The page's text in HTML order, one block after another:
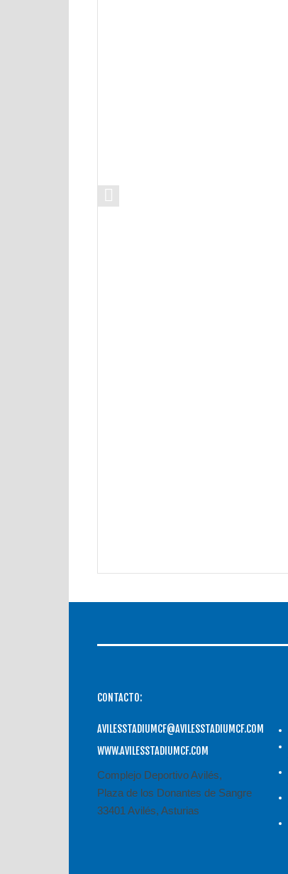
CONTACTO:
AVILESSTADIUMCF@AVILESSTADIUMCF.COM
WWW.AVILESSTADIUMCF.COM
Complejo Deportivo Avilés,
Plaza de los Donantes de Sangre
33401 Avilés, Asturias